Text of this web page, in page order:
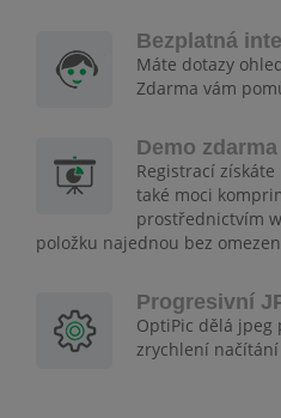
Bezplatná
Máte dotazy
Zdarma vám
Demo zdarma
Registrací
také moci
prostřednictvím
položku najednou bez
Progresivní
OptiPic dělá
zrychlení